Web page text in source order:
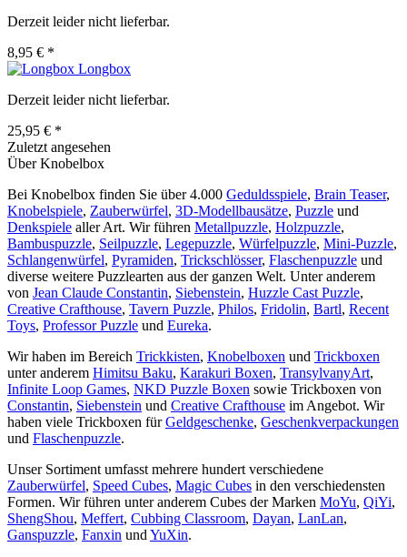
Derzeit leider nicht lieferbar.
8,95 € *
Longbox
Derzeit leider nicht lieferbar.
25,95 € *
Zuletzt angesehen
Über Knobelbox
Bei Knobelbox finden Sie über 4.000 Geduldsspiele, Brain Teaser,
Knobelspiele, Zauberwürfel, 3D-Modellbausätze, Puzzle und
Denkspiele aller Art. Wir führen Metallpuzzle, Holzpuzzle,
Bambuspuzzle, Seilpuzzle, Legepuzzle, Würfelpuzzle, Mini-Puzzle,
Schlangenwürfel, Pyramiden, Trickschlösser, Flaschenpuzzle und
diverse weitere Puzzlearten aus der ganzen Welt. Unter anderem
von Jean Claude Constantin, Siebenstein, Huzzle Cast Puzzle,
Creative Crafthouse, Tavern Puzzle, Philos, Fridolin, Bartl, Recent
Toys, Professor Puzzle und Eureka.
Wir haben im Bereich Trickkisten, Knobelboxen und Trickboxen
unter anderem Himitsu Baku, Karakuri Boxen, TransylvanyArt,
Infinite Loop Games, NKD Puzzle Boxen sowie Trickboxen von
Constantin, Siebenstein und Creative Crafthouse im Angebot. Wir
haben viele Trickboxen fürGeldgeschenke, Geschenkverpackungen
und Flaschenpuzzle.
Unser Sortiment umfasst mehrere hundert verschiedene
Zauberwürfel, Speed Cubes, Magic Cubes in den verschiedensten
Formen. Wir führen unter anderem Cubes der Marken MoYu, QiYi,
ShengShou, Meffert, Cubbing Classroom, Dayan, LanLan,
Ganspuzzle, Fanxin und YuXin.